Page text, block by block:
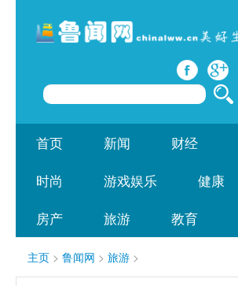
首页 新闻 财经
时尚
游戏娱乐 健康
房产
旅游 教育
主页 > 鲁闻网 > 旅游 >